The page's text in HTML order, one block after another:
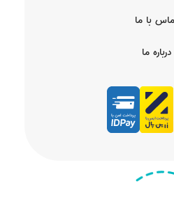
با ما
درباره ما